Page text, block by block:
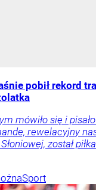
pobił rekord
mówiło się i
rewelacyjny
został
Sport